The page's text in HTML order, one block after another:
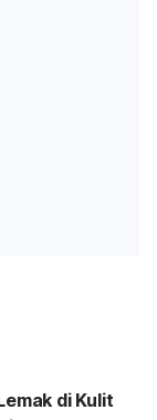
di Kulit